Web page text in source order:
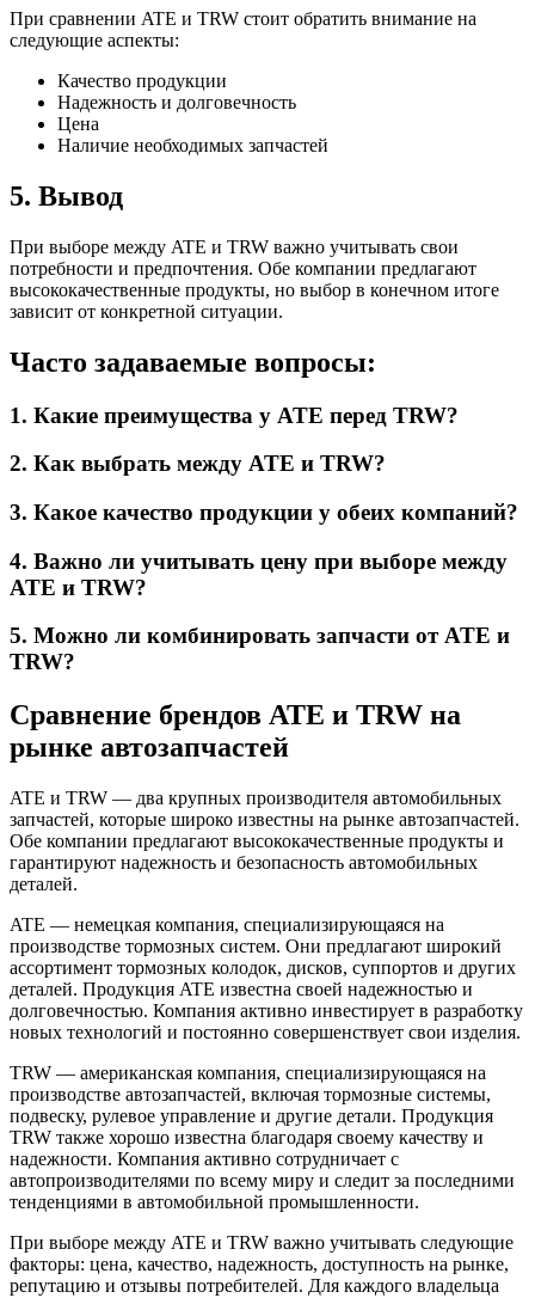
При сравнении ATE и TRW стоит обратить внимание на
следующие аспекты:
Качество продукции
Надежность и долговечность
Цена
Наличие необходимых запчастей
5. Вывод
При выборе между ATE и TRW важно учитывать свои
потребности и предпочтения. Обе компании предлагают
высококачественные продукты, но выбор в конечном итоге
зависит от конкретной ситуации.
Часто задаваемые вопросы:
1. Какие преимущества у ATE перед TRW?
2. Как выбрать между ATE и TRW?
3. Какое качество продукции у обеих компаний?
4. Важно ли учитывать цену при выборе между
ATE и TRW?
5. Можно ли комбинировать запчасти от ATE и
TRW?
Сравнение брендов ATE и TRW на
рынке автозапчастей
ATE и TRW — два крупных производителя автомобильных
запчастей, которые широко известны на рынке автозапчастей.
Обе компании предлагают высококачественные продукты и
гарантируют надежность и безопасность автомобильных
деталей.
ATE — немецкая компания, специализирующаяся на
производстве тормозных систем. Они предлагают широкий
ассортимент тормозных колодок, дисков, суппортов и других
деталей. Продукция ATE известна своей надежностью и
долговечностью. Компания активно инвестирует в разработку
новых технологий и постоянно совершенствует свои изделия.
TRW — американская компания, специализирующаяся на
производстве автозапчастей, включая тормозные системы,
подвеску, рулевое управление и другие детали. Продукция
TRW также хорошо известна благодаря своему качеству и
надежности. Компания активно сотрудничает с
автопроизводителями по всему миру и следит за последними
тенденциями в автомобильной промышленности.
При выборе между ATE и TRW важно учитывать следующие
факторы: цена, качество, надежность, доступность на рынке,
репутацию и отзывы потребителей. Для каждого владельца